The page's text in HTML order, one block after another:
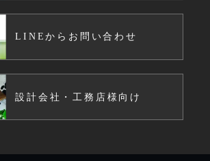
LINEからお問い合わせ
設計会社・工務店様向け